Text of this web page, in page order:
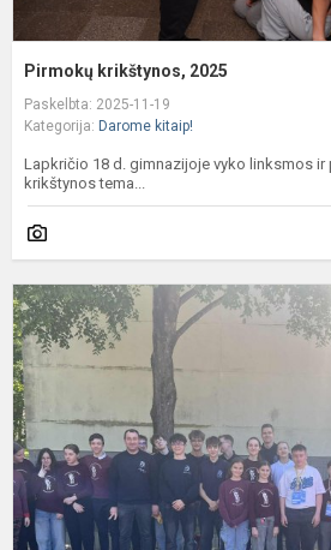
Pirmokų krikštynos, 2025
Paskelbta: 2025-11-19
Kategorija: Darome kitaip!
Lapkričio 18 d. gimnazijoje vyko linksmos
krikštynos tema...